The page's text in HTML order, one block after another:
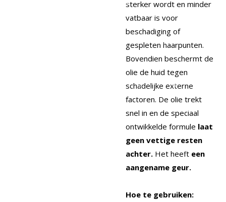
sterker wordt en minder
vatbaar is voor
beschadiging of
gespleten haarpunten.
Bovendien beschermt de
olie de huid tegen
schadelijke externe
factoren. De olie trekt
snel in en de speciaal
ontwikkelde formule laat
geen vettige resten
achter. Het heeft een
aangename geur.
Hoe te gebruiken: